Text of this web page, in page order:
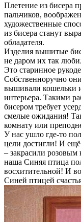
Плетение из бисера
пальчиков,
художественные
из бисера станут
обладателя.
Изделия вышитые
не даром их так
Это старинное
Собственноручно
вышивали кошельки
интерьера. Такими
бисером требует
смелые ожидания!
комнату или
У нас ушло где-то
цели достигли! И ещё
– закрасили розовым
наша Синяя птица
восхитительной! И
Синей птицей